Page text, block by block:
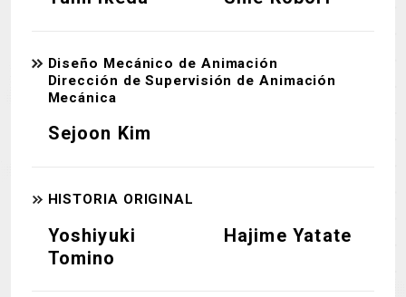
Diseño Mecánico de Animación
Dirección de Supervisión de Animación
Mecánica
Sejoon Kim
HISTORIA ORIGINAL
Yoshiyuki
Tomino
Hajime Yatate